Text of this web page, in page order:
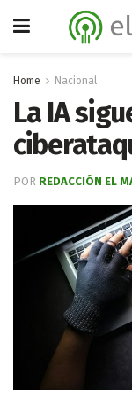
Home Nacional
La IA
POR REDACCIÓN EL